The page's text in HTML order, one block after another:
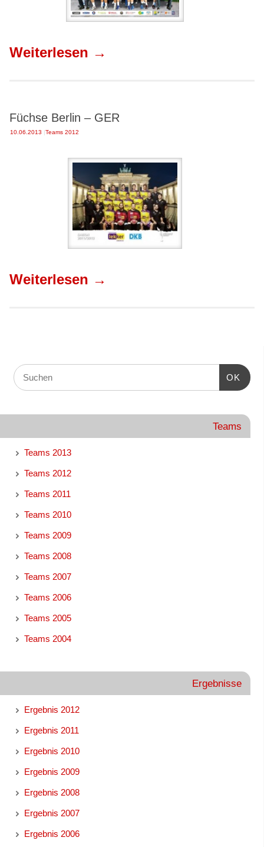
Weiterlesen →
Füchse Berlin – GER
10.06.2013 |Teams 2012
Weiterlesen →
OK
Teams
Teams 2013
Teams 2012
Teams 2011
Teams 2010
Teams 2009
Teams 2008
Teams 2007
Teams 2006
Teams 2005
Teams 2004
Ergebnisse
Ergebnis 2012
Ergebnis 2011
Ergebnis 2010
Ergebnis 2009
Ergebnis 2008
Ergebnis 2007
Ergebnis 2006